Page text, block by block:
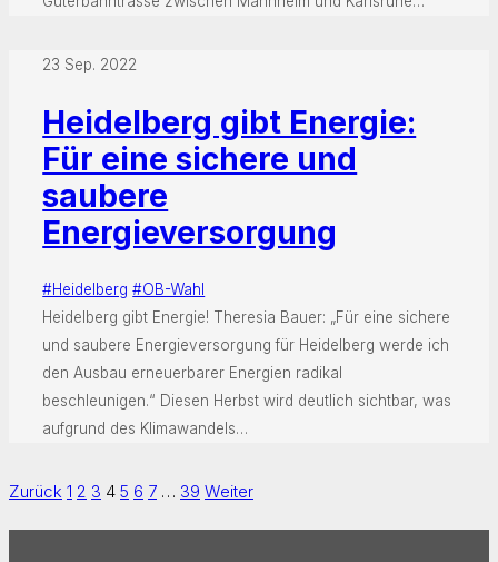
23 Sep. 2022
Heidelberg gibt Energie:
Für eine sichere und
saubere
Energieversorgung
#Heidelberg #OB-Wahl
Heidelberg gibt Energie! Theresia Bauer: „Für eine sichere
und saubere Energieversorgung für Heidelberg werde ich
den Ausbau erneuerbarer Energien radikal
beschleunigen.“ Diesen Herbst wird deutlich sichtbar, was
aufgrund des Klimawandels…
Zurück 1 2 3 4 5 6 7 … 39 Weiter